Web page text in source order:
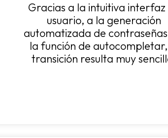
Gracias a la intuitiva interfaz
usuario, a la generación
automatizada de
la función de
transición resulta muy